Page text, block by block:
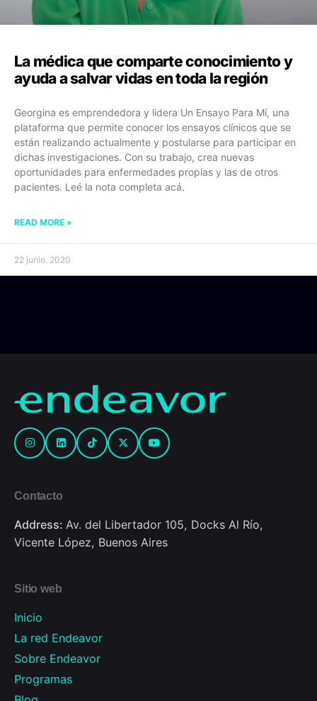
La médica que comparte conocimiento y
ayuda a salvar vidas en toda la región
Georgina es emprendedora y lidera Un Ensayo Para Mí, una
plataforma que permite conocer los ensayos clínicos que se
están realizando actualmente y postularse para participar en
dichas investigaciones. Con su trabajo, crea nuevas
oportunidades para enfermedades propias y las de otros
pacientes. Leé la nota completa acá.
READ MORE »
22 junio, 2020
Contacto
Address: Av. del Libertador 105, Docks Al Río,
Vicente López, Buenos Aires
Sitio web
Inicio
La red Endeavor
Sobre Endeavor
Programas